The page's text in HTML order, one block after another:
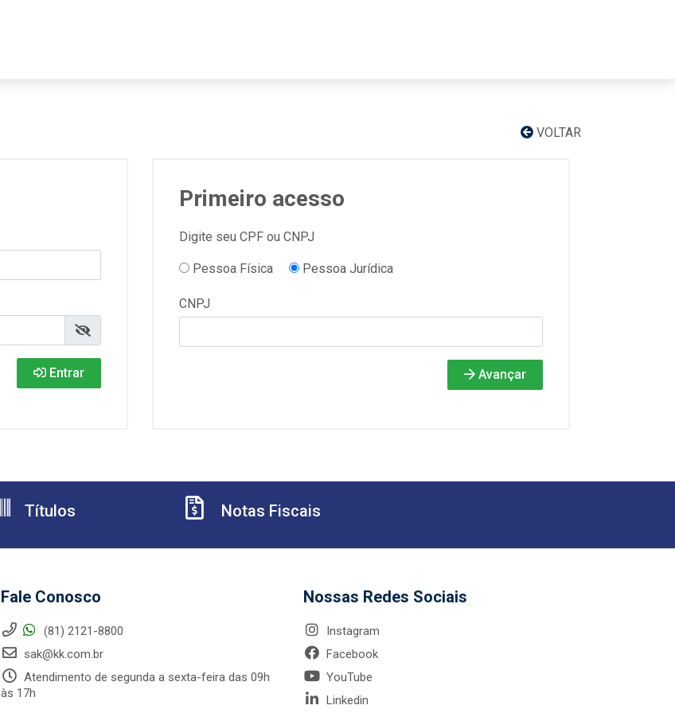
VOLTAR
Entrar
Primeiro acesso
Digite seu CPF ou CNPJ
Pessoa Física Pessoa Jurídica
CNPJ
Avançar
Títulos Notas Fiscais
Fale Conosco
(81) 2121-8800
sak@kk.com.br
Atendimento de segunda a sexta-feira das 09h
às 17h
Nossas Redes Sociais
Instagram
Facebook
YouTube
Linkedin